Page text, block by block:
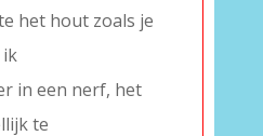
het hout zoals je
in een nerf, het
te